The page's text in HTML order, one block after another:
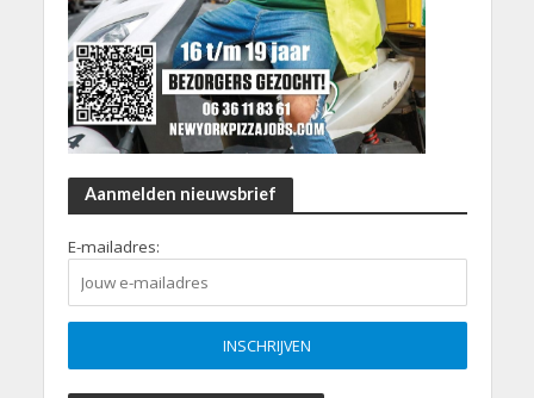
Aanmelden nieuwsbrief
E-mailadres: